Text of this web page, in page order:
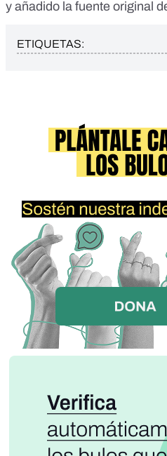
y añadido la fuente original
ETIQUETAS: